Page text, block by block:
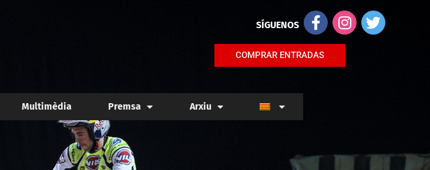
SÍGUENOS
COMPRAR ENTRADAS
Multimèdia Premsa Arxiu